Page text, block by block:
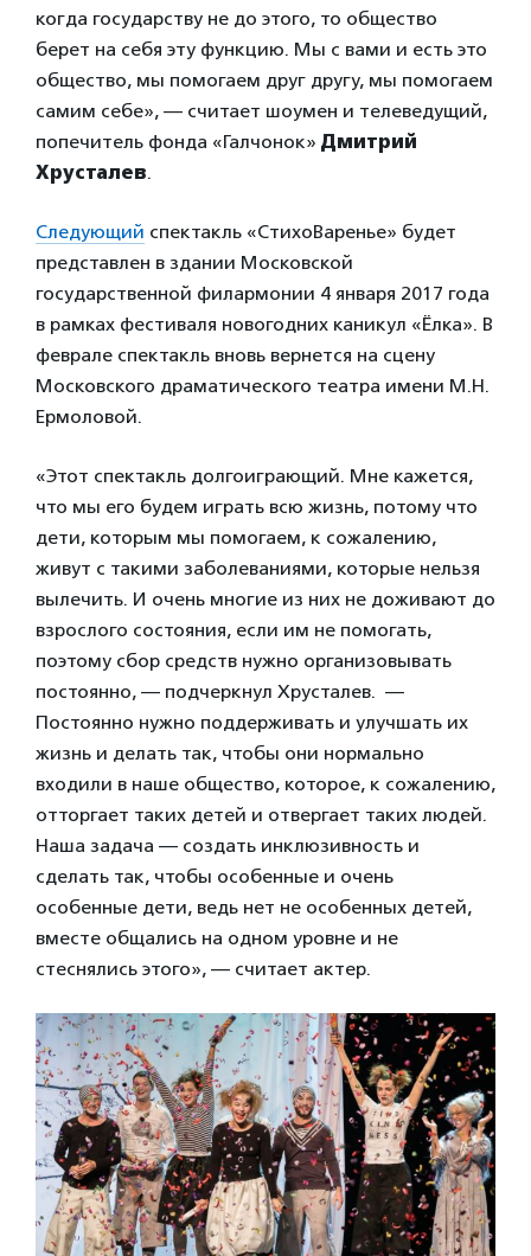
когда государству не до этого, то общество
берет на себя эту функцию. Мы с вами и есть это
общество, мы помогаем друг другу, мы помогаем
самим себе», — считает шоумен и телеведущий,
попечитель фонда «Галчонок» Дмитрий
Хрусталев.
Следующий спектакль «СтихоВаренье» будет
представлен в здании Московской
государственной филармонии 4 января 2017 года
в рамках фестиваля новогодних каникул «Ёлка». В
феврале спектакль вновь вернется на сцену
Московского драматического театра имени М.Н.
Ермоловой.
«Этот спектакль долгоиграющий. Мне кажется,
что мы его будем играть всю жизнь, потому что
дети, которым мы помогаем, к сожалению,
живут с такими заболеваниями, которые нельзя
вылечить. И очень многие из них не доживают до
взрослого состояния, если им не помогать,
поэтому сбор средств нужно организовывать
постоянно, — подчеркнул Хрусталев. —
Постоянно нужно поддерживать и улучшать их
жизнь и делать так, чтобы они нормально
входили в наше общество, которое, к сожалению,
отторгает таких детей и отвергает таких людей.
Наша задача — создать инклюзивность и
сделать так, чтобы особенные и очень
особенные дети, ведь нет не особенных детей,
вместе общались на одном уровне и не
стеснялись этого», — считает актер.